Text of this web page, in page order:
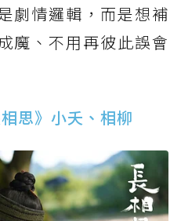
劇情邏輯，而是想補
魔、不用再彼此誤會
思》小夭、相柳